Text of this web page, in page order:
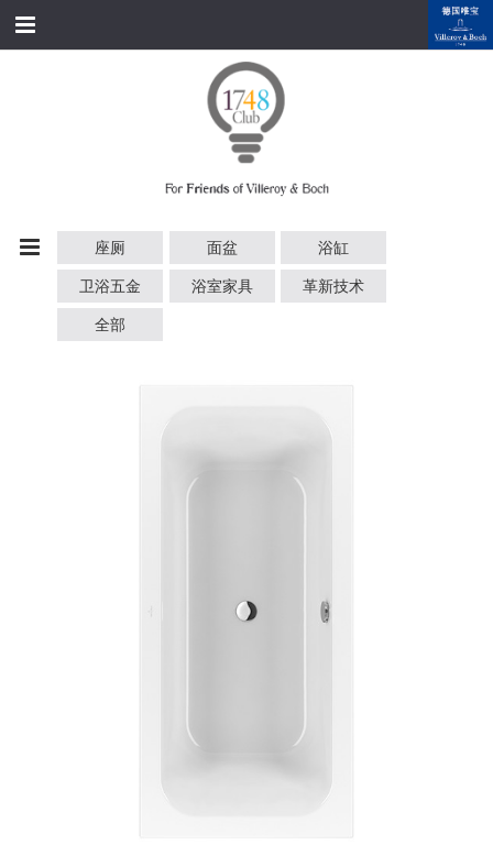
首页
经典产品
资料下载
座厕 面盆 浴缸
卫浴五金 浴室家具 革新技术
全部